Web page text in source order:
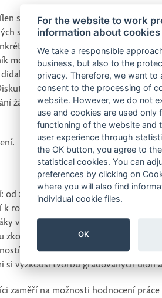
se účastníci seznámí s vybranými
situací. Účastníci si v roli žáka
úloh například dramatizací,
možnost nahlédnout do vlastních i
cílem. Účastníci si sami
se bude rozvoj schopností
žákovských problémů a také
zkušeností v mnohých
rozvoji osobnosti žáka, od
vyžadující zvláštní péči, tzn. jak s
a testů. Zkušenosti
podobnou jako v učebnicích.
si vyzkouší tvorbu gradovaných úloh
zaměří na možnosti hodnocení
For the website to work
information about cookies
We take a responsible
business, but also to the
privacy. Therefore, we want to
consent to the processing of
website. However, we do not
use and cookies are used only
functioning of the website and
user experience through
the OK button, you agree to
statistical cookies. You can
preferences by clicking on
where you will also find
individual cookie files.
OK